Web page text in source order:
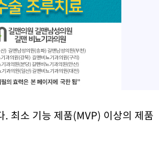
최소 기능 제품(MVP) 이상의 제품